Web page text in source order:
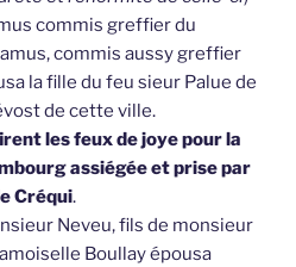
commis greffier du
commis aussy greffier
la fille du feu sieur Palue de
de cette ville.
les feux de joye pour la
assiégée et prise par
Créqui.
Neveu, fils de monsieur
Boullay épousa